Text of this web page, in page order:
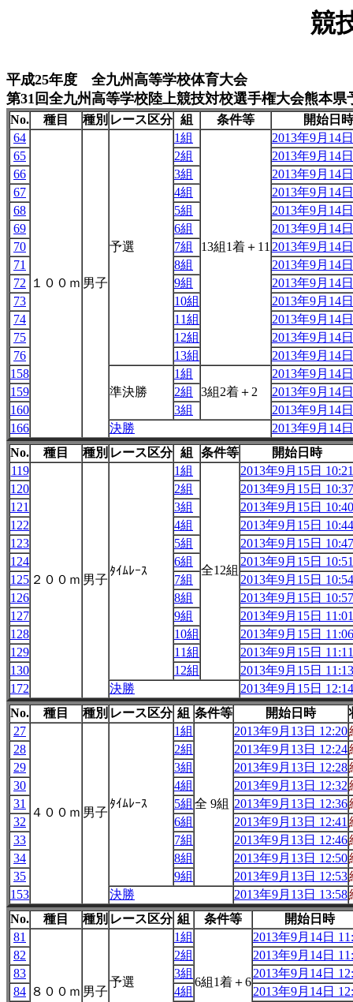
競
平成25年度 全九州高等学校体育大会
第31回全九州高等学校陸上競技対校選手権大会熊本県
No. 種目 種別 レース区分 組 条件等
開始日時
64
１００ｍ 男子
予選
1組
13組1着＋11
2013年9月14
65
2組
2013年9月14
66
3組
2013年9月14
67
4組
2013年9月14
68
5組
2013年9月14
69
6組
2013年9月14
70
7組
2013年9月14
71
8組
2013年9月14
72
9組
2013年9月14
73
10組
2013年9月14
74
11組
2013年9月14
75
12組
2013年9月14
76
13組
2013年9月14
158
準決勝
1組
3組2着＋2
2013年9月14
159
2組
2013年9月14
160
3組
2013年9月14
166
決勝
2013年9月14
No.
種目 種別 レース区分 組 条件等
開始日時
119
２００ｍ 男子
ﾀｲﾑﾚｰｽ
1組
全12組
2013年9月15日 10:21
120
2組
2013年9月15日 10:37
121
3組
2013年9月15日 10:40
122
4組
2013年9月15日 10:44
123
5組
2013年9月15日 10:47
124
6組
2013年9月15日 10:51
125
7組
2013年9月15日 10:54
126
8組
2013年9月15日 10:57
127
9組
2013年9月15日 11:01
128
10組
2013年9月15日 11:06
129
11組
2013年9月15日 11:11
130
12組
2013年9月15日 11:13
172
決勝
2013年9月15日 12:14
No.
種目 種別 レース区分 組 条件等 開始日時
27
４００ｍ 男子
ﾀｲﾑﾚｰｽ
1組
全 9組
2013年9月13日 12:20
28
2組 2013年9月13日 12:24
29
3組 2013年9月13日 12:28
30
4組 2013年9月13日 12:32
31
5組 2013年9月13日 12:36
32
6組 2013年9月13日 12:41
33
7組 2013年9月13日 12:46
34
8組 2013年9月13日 12:50
35
9組 2013年9月13日 12:53
153
決勝 2013年9月13日 13:58
No.
種目 種別 レース区分 組 条件等
開始日時
81
８００ｍ 男子
予選
1組
6組1着＋6
2013年9月14日
82
2組
2013年9月14日
83
3組
2013年9月14日
84
4組
2013年9月14日